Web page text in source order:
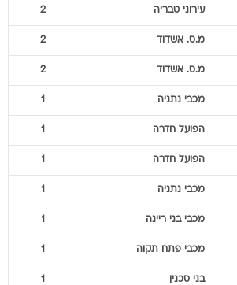
עירוני טבריה 2
מ.ס. אשדוד 2
מ.ס. אשדוד 2
מכבי נתניה 1
הפועל חדרה 1
הפועל חדרה 1
מכבי נתניה 1
מכבי בני ריינה 1
מכבי פתח תקוה 1
בני סכנין 1